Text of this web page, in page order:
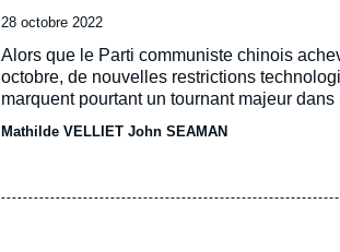
Date
de
publication
28 octobre 2022
Accroche
Alors que le Parti communiste chinois
octobre, de nouvelles restrictions
marquent pourtant un tournant majeur
Mathilde VELLIET John SEAMAN